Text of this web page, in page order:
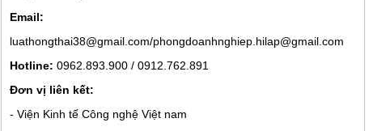
Email:
luathongthai38@gmail.com/phongdoanhnghiep.hilap@gmail.com
Hotline: 0962.893.900 / 0912.762.891
Đơn vị liên kết:
- Viện Kinh tế Công nghệ Việt nam